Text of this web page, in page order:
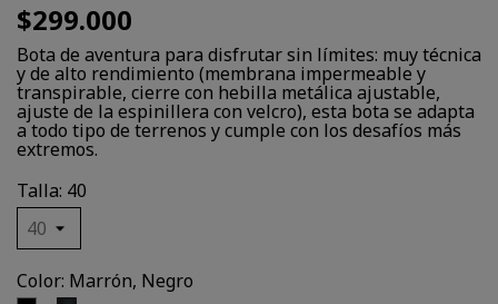
$299.000
Bota de aventura para disfrutar sin límites: muy técnica
y de alto rendimiento (membrana impermeable y
transpirable, cierre con hebilla metálica ajustable,
ajuste de la espinillera con velcro), esta bota se adapta
a todo tipo de terrenos y cumple con los desafíos más
extremos.
Talla: 40
Color: Marrón, Negro